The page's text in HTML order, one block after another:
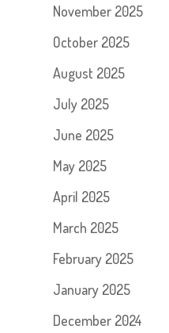
November 2025
October 2025
August 2025
July 2025
June 2025
May 2025
April 2025
March 2025
February 2025
January 2025
December 2024